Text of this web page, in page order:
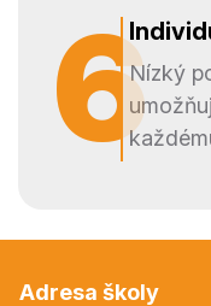
6
6Nízký
Adresa školy